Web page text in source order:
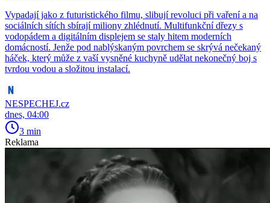
Vypadají jako z futuristického filmu, slibují revoluci při vaření a na
sociálních sítích sbírají miliony zhlédnutí. Multifunkční dřezy s
vodopádem a digitálním displejem se staly hitem moderních
domácností. Jenže pod nablýskaným povrchem se skrývá nečekaný
háček, který může z vaší vysněné kuchyně udělat nekonečný boj s
tvrdou vodou a složitou instalací.
NESPECHEJ.cz
dnes, 04:00
3 min
Reklama